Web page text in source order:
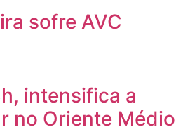
sofre AVC
intensifica a
no Oriente Médio